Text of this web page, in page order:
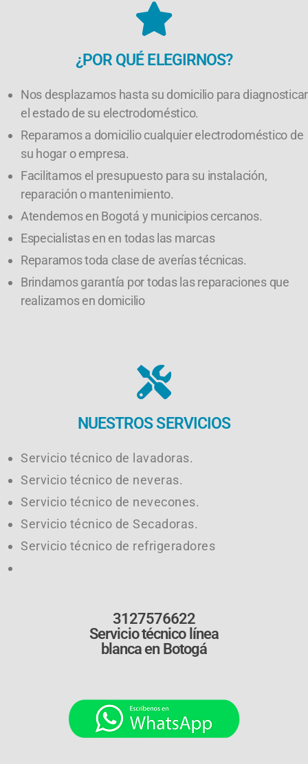
¿POR QUÉ ELEGIRNOS?
Nos desplazamos hasta su domicilio para diagnosticar
el estado de su electrodoméstico.
Reparamos a domicilio cualquier electrodoméstico de
su hogar o empresa.
Facilitamos el presupuesto para su instalación,
reparación o mantenimiento.
Atendemos en Bogotá y municipios cercanos.
Especialistas en en todas las marcas
Reparamos toda clase de averías técnicas.
Brindamos garantía por todas las reparaciones que
realizamos en domicilio
NUESTROS SERVICIOS
Servicio técnico de lavadoras.
Servicio técnico de neveras.
Servicio técnico de nevecones.
Servicio técnico de Secadoras.
Servicio técnico de refrigeradores
3127576622
Servicio técnico línea
blanca en Botogá